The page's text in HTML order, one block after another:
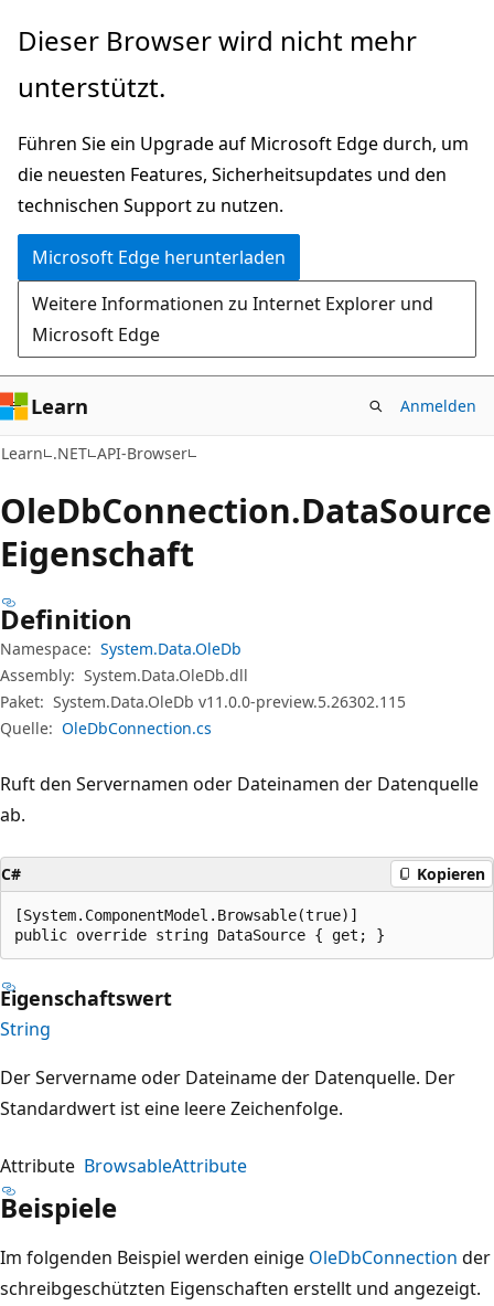
Zu
wechseln
Zur
springen
Dieser Browser wird nicht mehr
unterstützt.
Führen Sie ein Upgrade auf Microsoft Edge durch, um
die neuesten Features, Sicherheitsupdates und den
technischen Support zu nutzen.
Microsoft Edge herunterladen
Weitere Informationen zu Internet Explorer und
Microsoft Edge
Learn Anmelden
Learn .NET API-Browser
OleDbConnection.DataSource
Eigenschaft
Definition
Namespace: System.Data.OleDb
Assembly: System.Data.OleDb.dll
Paket: System.Data.OleDb v11.0.0-preview.5.26302.115
Quelle: OleDbConnection.cs
Ruft den Servernamen oder Dateinamen der Datenquelle
ab.
C# Kopieren
[System.ComponentModel.Browsable(true)]
public override string DataSource { get; }
Eigenschaftswert
String
Der Servername oder Dateiname der Datenquelle. Der
Standardwert ist eine leere Zeichenfolge.
Attribute BrowsableAttribute
Beispiele
Im folgenden Beispiel werden einige OleDbConnection der
schreibgeschützten Eigenschaften erstellt und angezeigt.